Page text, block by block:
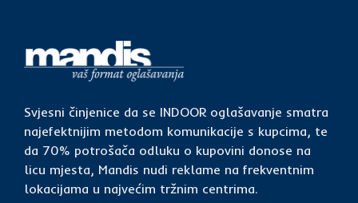
Svjesni činjenice da se INDOOR oglašavanje smatra
najefektnijim metodom komunikacije s kupcima, te
da 70% potrošača odluku o kupovini donose na
licu mjesta, Mandis nudi reklame na frekventnim
lokacijama u najvećim tržnim centrima.